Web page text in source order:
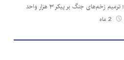
از سنگر دفاع تا میدان سازندگی؛ ترمیم زخم‌های جنگ بر پیکر ۳ هزار واحد